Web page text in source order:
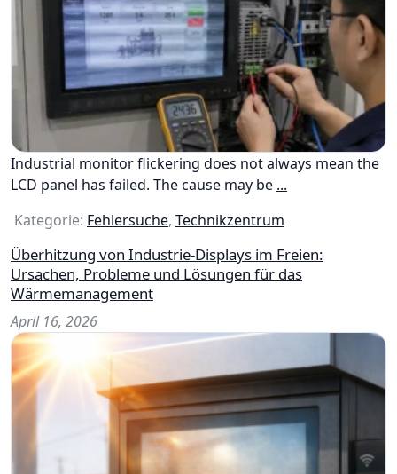
Industrial monitor flickering does not always mean the
LCD panel has failed. The cause may be ...
Kategorie: Fehlersuche, Technikzentrum
Überhitzung von Industrie-Displays im Freien:
Ursachen, Probleme und Lösungen für das
Wärmemanagement
April 16, 2026